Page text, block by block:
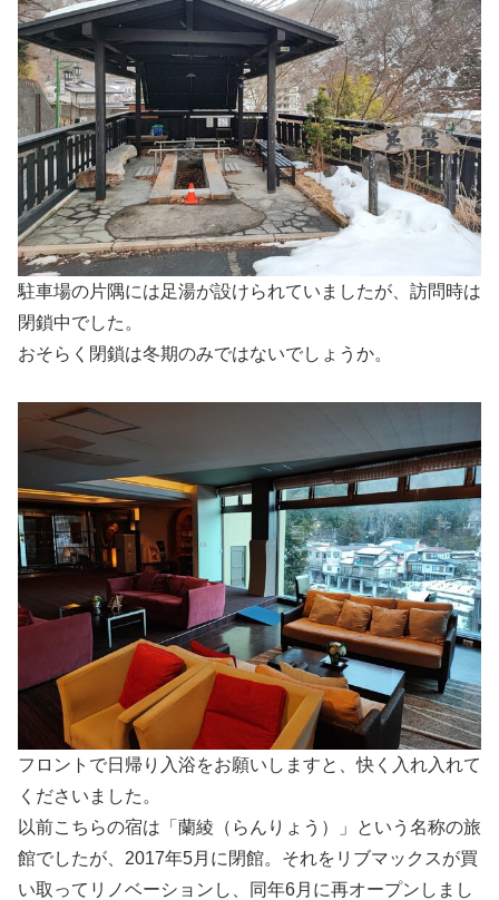
駐車場の片隅には足湯が設けられていましたが、訪問時は
閉鎖中でした。
おそらく閉鎖は冬期のみではないでしょうか。
フロントで日帰り入浴をお願いしますと、快く入れ入れて
くださいました。
以前こちらの宿は「蘭綾（らんりょう）」という名称の旅
館でしたが、2017年5月に閉館。それをリブマックスが買
い取ってリノベーションし、同年6月に再オープンしまし